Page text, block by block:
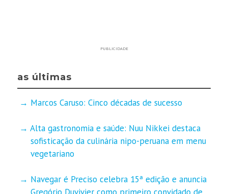
PUBLICIDADE
as últimas
Marcos Caruso: Cinco décadas de sucesso
Alta gastronomia e saúde: Nuu Nikkei destaca
sofisticação da culinária nipo-peruana em menu
vegetariano
Navegar é Preciso celebra 15ª edição e anuncia